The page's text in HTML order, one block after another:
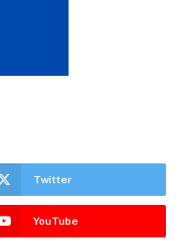
Twitter
YouTube